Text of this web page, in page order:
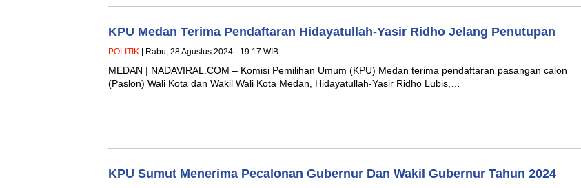
KPU Medan Terima Pendaftaran Hidayatullah-Yasir Ridho Jelang Penutupan
POLITIK | Rabu, 28 Agustus 2024 - 19:17 WIB
MEDAN | NADAVIRAL.COM – Komisi Pemilihan Umum (KPU) Medan terima pendaftaran pasangan calon
(Paslon) Wali Kota dan Wakil Wali Kota Medan, Hidayatullah-Yasir Ridho Lubis,…
KPU Sumut Menerima Pecalonan Gubernur Dan Wakil Gubernur Tahun 2024